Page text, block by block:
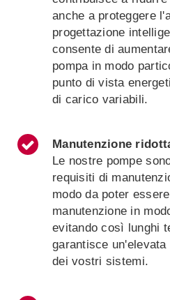
anche a proteggere
progettazione
consente di
pompa in modo
punto di vista
di carico variabili.
Manutenzione
Le nostre pompe
requisiti di
modo da poter
manutenzione in
evitando così lunghi
garantisce
dei vostri sistemi.